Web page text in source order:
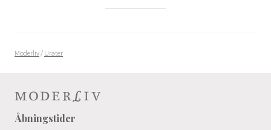
Moderliv/ Urater
Åbningstider